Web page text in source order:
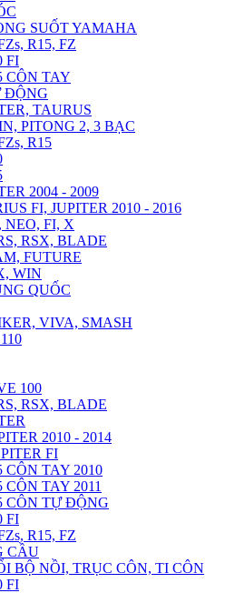
SUỐT YAMAHA
R15, FZ
FI
CÔN TAY
ĐỘNG
TAURUS
PITONG 2, 3 BẠC
R15
2004 - 2009
FI, JUPITER 2010 - 2016
NEO, FI, X
RSX, BLADE
FUTURE
WIN
QUỐC
VIVA, SMASH
100
RSX, BLADE
2010 - 2014
FI
CÔN TAY 2010
TAY 2011
CÔN TỰ ĐỘNG
FI
R15, FZ
CẦU
BỘ NỒI, TRỤC CÔN, TI CÔN
FI